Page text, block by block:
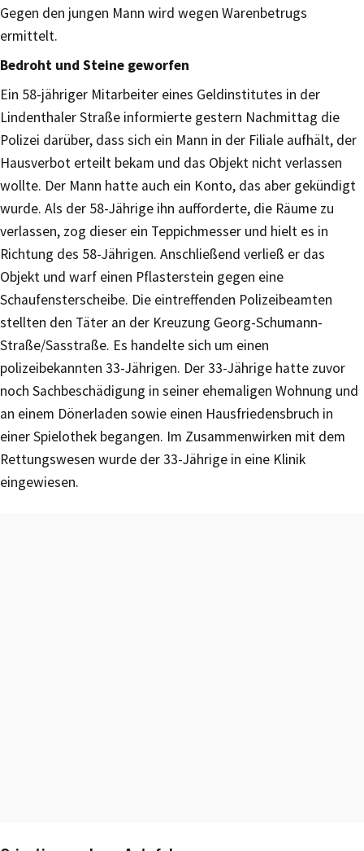
Gegen den jungen Mann wird wegen Warenbetrugs
ermittelt.
Bedroht und Steine geworfen
Ein 58-jähriger Mitarbeiter eines Geldinstitutes in der
Lindenthaler Straße informierte gestern Nachmittag die
Polizei darüber, dass sich ein Mann in der Filiale aufhält, der
Hausverbot erteilt bekam und das Objekt nicht verlassen
wollte. Der Mann hatte auch ein Konto, das aber gekündigt
wurde. Als der 58-Jährige ihn aufforderte, die Räume zu
verlassen, zog dieser ein Teppichmesser und hielt es in
Richtung des 58-Jährigen. Anschließend verließ er das
Objekt und warf einen Pflasterstein gegen eine
Schaufensterscheibe. Die eintreffenden Polizeibeamten
stellten den Täter an der Kreuzung Georg-Schumann-
Straße/Sasstraße. Es handelte sich um einen
polizeibekannten 33-Jährigen. Der 33-Jährige hatte zuvor
noch Sachbeschädigung in seiner ehemaligen Wohnung und
an einem Dönerladen sowie einen Hausfriedensbruch in
einer Spielothek begangen. Im Zusammenwirken mit dem
Rettungswesen wurde der 33-Jährige in eine Klinik
eingewiesen.